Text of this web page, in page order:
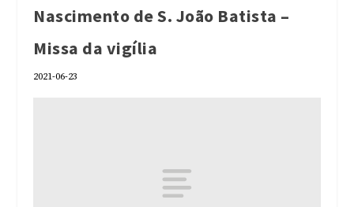
Nascimento de S. João Batista –
Missa da vigília
2021-06-23